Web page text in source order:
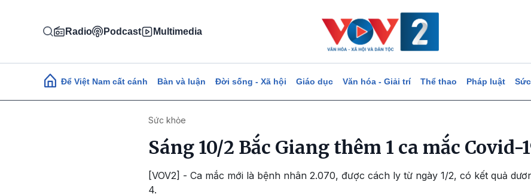
Radio Podcast Multimedia
Main navigation
Để Việt Nam cất cánh Bàn và luận Đời sống - Xã hội Giáo dục Văn hóa - Giải trí Thể thao Pháp luật
Sức khỏe
Sáng 10/2 Bắc Giang thêm 1 ca mắc Covid-
[VOV2] - Ca mắc mới là bệnh nhân 2.070, được cách ly từ ngày 1/2, có kết quả
4.